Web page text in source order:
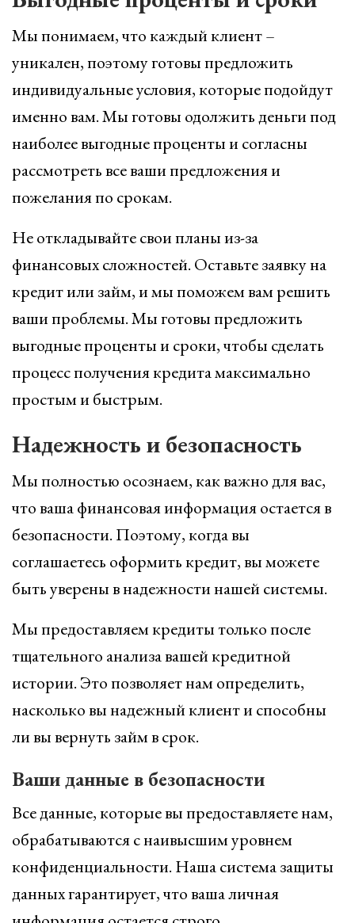
Мы понимаем, что каждый клиент –
уникален, поэтому готовы предложить
индивидуальные условия, которые подойдут
именно вам. Мы готовы одолжить деньги под
наиболее выгодные проценты и согласны
рассмотреть все ваши предложения и
пожелания по срокам.
Не откладывайте свои планы из-за
финансовых сложностей. Оставьте заявку на
кредит или займ, и мы поможем вам решить
ваши проблемы. Мы готовы предложить
выгодные проценты и сроки, чтобы сделать
процесс получения кредита максимально
простым и быстрым.
Надежность и безопасность
Мы полностью осознаем, как важно для вас,
что ваша финансовая информация остается в
безопасности. Поэтому, когда вы
соглашаетесь оформить кредит, вы можете
быть уверены в надежности нашей системы.
Мы предоставляем кредиты только после
тщательного анализа вашей кредитной
истории. Это позволяет нам определить,
насколько вы надежный клиент и способны
ли вы вернуть займ в срок.
Ваши данные в безопасности
Все данные, которые вы предоставляете нам,
обрабатываются с наивысшим уровнем
конфиденциальности. Наша система защиты
данных гарантирует, что ваша личная